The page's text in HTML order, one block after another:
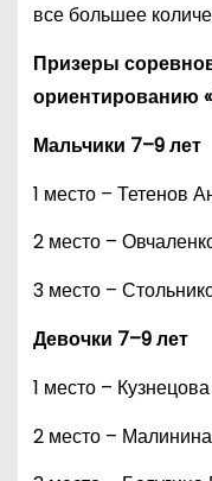
все большее
Призеры
ориентированию
Мальчики 7–9 лет
1 место – Тетенов
2 место –
3 место –
Девочки 7–9 лет
1 место –
2 место –